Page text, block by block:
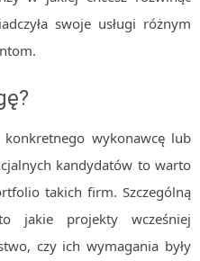
swoje usługi różnym
wykonawcę lub
kandydatów to warto
takich firm. Szczególną
jakie projekty wcześniej
czy ich wymagania były